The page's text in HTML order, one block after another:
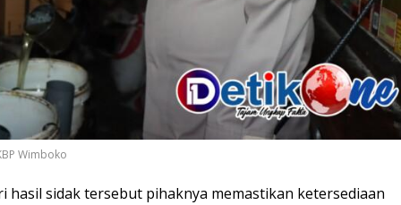
Wimboko
hasil sidak tersebut pihaknya memastikan ketersediaan